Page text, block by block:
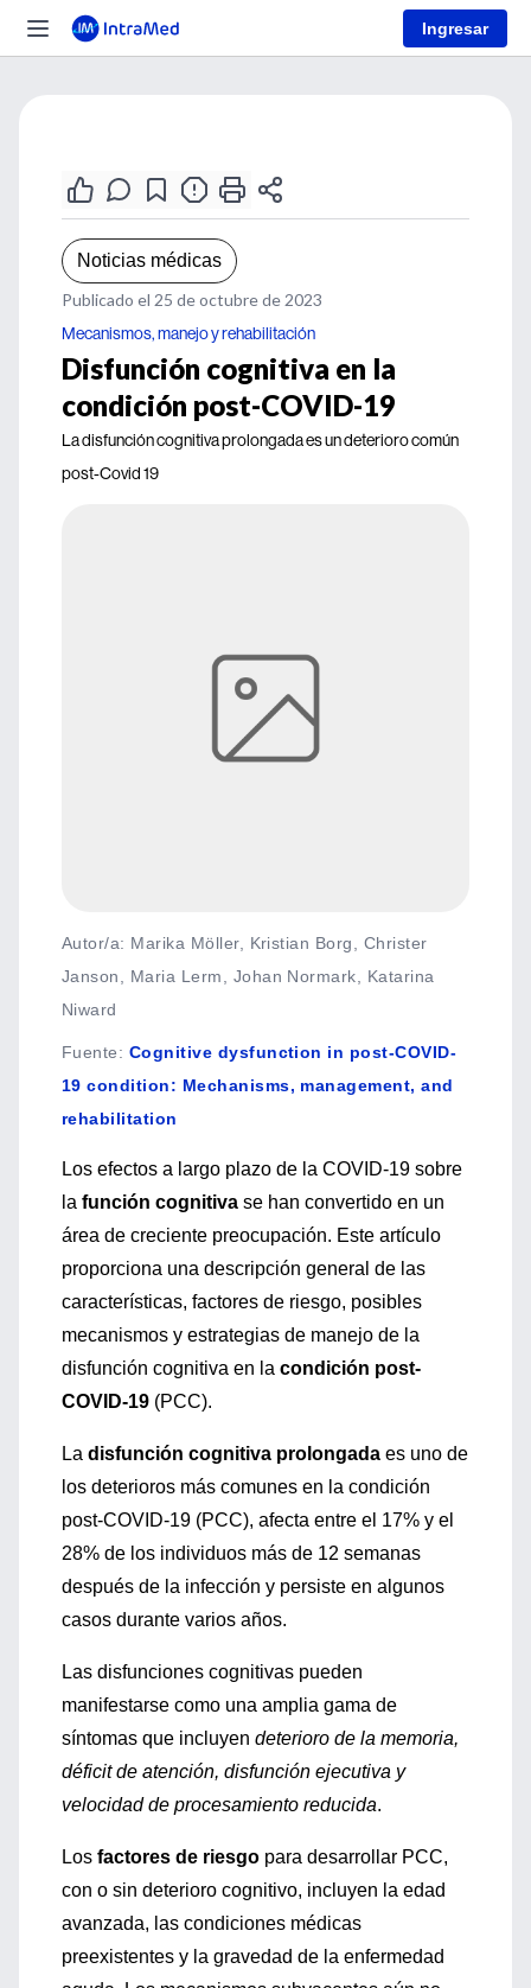
Ingresar
Noticias médicas
Publicado el 25 de octubre de 2023
Mecanismos, manejo y rehabilitación
Disfunción cognitiva en la
condición post-COVID-19
La disfunción cognitiva prolongada es un deterioro común
post-Covid 19
Autor/a: Marika Möller, Kristian Borg, Christer
Janson, Maria Lerm, Johan Normark, Katarina
Niward
Fuente: Cognitive dysfunction in post-COVID-
19 condition: Mechanisms, management, and
rehabilitation
Los efectos a largo plazo de la COVID-19 sobre
la función cognitiva se han convertido en un
área de creciente preocupación. Este artículo
proporciona una descripción general de las
características, factores de riesgo, posibles
mecanismos y estrategias de manejo de la
disfunción cognitiva en la condición post-
COVID-19 (PCC).
La disfunción cognitiva prolongada es uno de
los deterioros más comunes en la condición
post-COVID-19 (PCC), afecta entre el 17% y el
28% de los individuos más de 12 semanas
después de la infección y persiste en algunos
casos durante varios años.
Las disfunciones cognitivas pueden
manifestarse como una amplia gama de
síntomas que incluyen deterioro de la memoria,
déficit de atención, disfunción ejecutiva y
velocidad de procesamiento reducida.
Los factores de riesgo para desarrollar PCC,
con o sin deterioro cognitivo, incluyen la edad
avanzada, las condiciones médicas
preexistentes y la gravedad de la enfermedad